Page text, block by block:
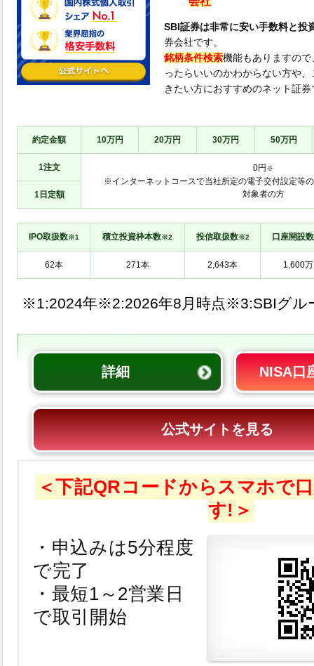
SBI証券は非常に安い手数料と投
券会社です。
銘柄条件検索機能もありますの
ったらいいのかわからない方や
きたい方におすすめのネット証券
約定金額 10万円 20万円 30万円 50万円
1注文 0円※
※インターネットコースで当社所定の電子交付設定等
対象者の方
1日定額
IPO取扱数※1 積立投資枠本数※2 投信取扱数※2 口座開設数
※1: ※2: ※3:SBIグル
詳細 NISA口
公式サイトを見る
＜下記QRコードからスマホで
す!＞
・申込みは5分程度
で完了
・最短1～2営業日
で取引開始